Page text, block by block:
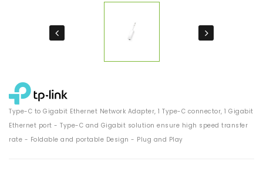
Type-C to Gigabit Ethernet Network Adapter, 1 Type-C connector, 1 Gigabit
Ethernet port - Type-C and Gigabit solution ensure high speed transfer
rate - Foldable and portable Design - Plug and Play